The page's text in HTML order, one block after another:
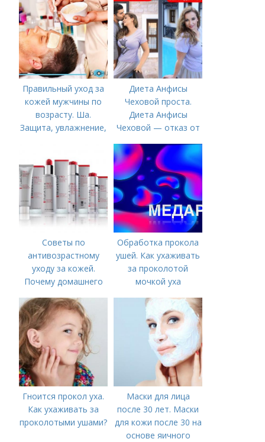
Правильный уход за
кожей мужчины по
возрасту. Ша.
Защита, увлажнение,
Диета Анфисы
Чеховой проста.
Диета Анфисы
Чеховой — отказ от
продукта
Советы по
антивозрастному
уходу за кожей.
Почему домашнего
Обработка прокола
ушей. Как ухаживать
за проколотой
мочкой уха
Гноится прокол уха.
Как ухаживать за
проколотыми ушами?
Маски для лица
после 30 лет. Маски
для кожи после 30 на
основе яичного